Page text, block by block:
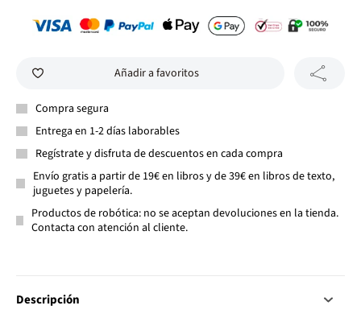
Añadir a favoritos
Compra segura
Entrega en 1-2 días laborables
Regístrate y disfruta de descuentos en cada compra
Envío gratis a partir de 19€ en libros y de 39€ en libros de texto,
juguetes y papelería.
Productos de robótica: no se aceptan devoluciones en la tienda.
Contacta con atención al cliente.
Descripción